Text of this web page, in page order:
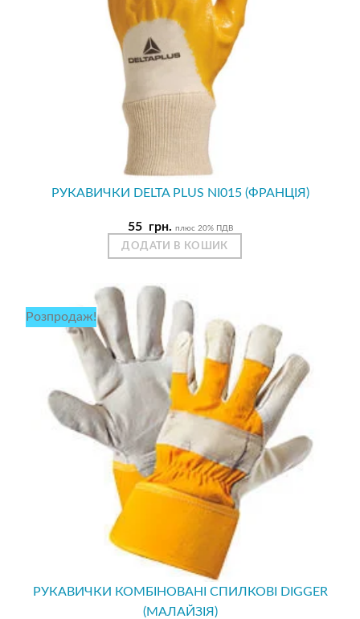
РУКАВИЧКИ DELTA PLUS NI015 (ФРАНЦІЯ)
55 грн. плюс 20% ПДВ
ДОДАТИ В КОШИК
Розпродаж!
РУКАВИЧКИ КОМБІНОВАНІ СПИЛКОВІ DIGGER
(МАЛАЙЗІЯ)